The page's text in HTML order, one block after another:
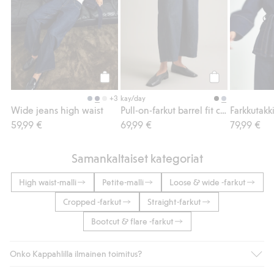
Osta
+3
Wide jeans high waist
59,99 €
Osta
kay/day
69,99 €
79,99 €
Samankaltaiset kategoriat
High waist-malli Petite-malli
Loose & wide -farkut
Cropped -farkut
Straight-farkut
Bootcut & flare -farkut
Onko Kappahlilla ilmainen toimitus?